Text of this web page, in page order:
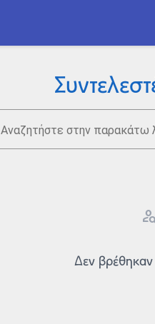
Αναζητήστε στην παρακάτω
Δεν βρέθηκαν